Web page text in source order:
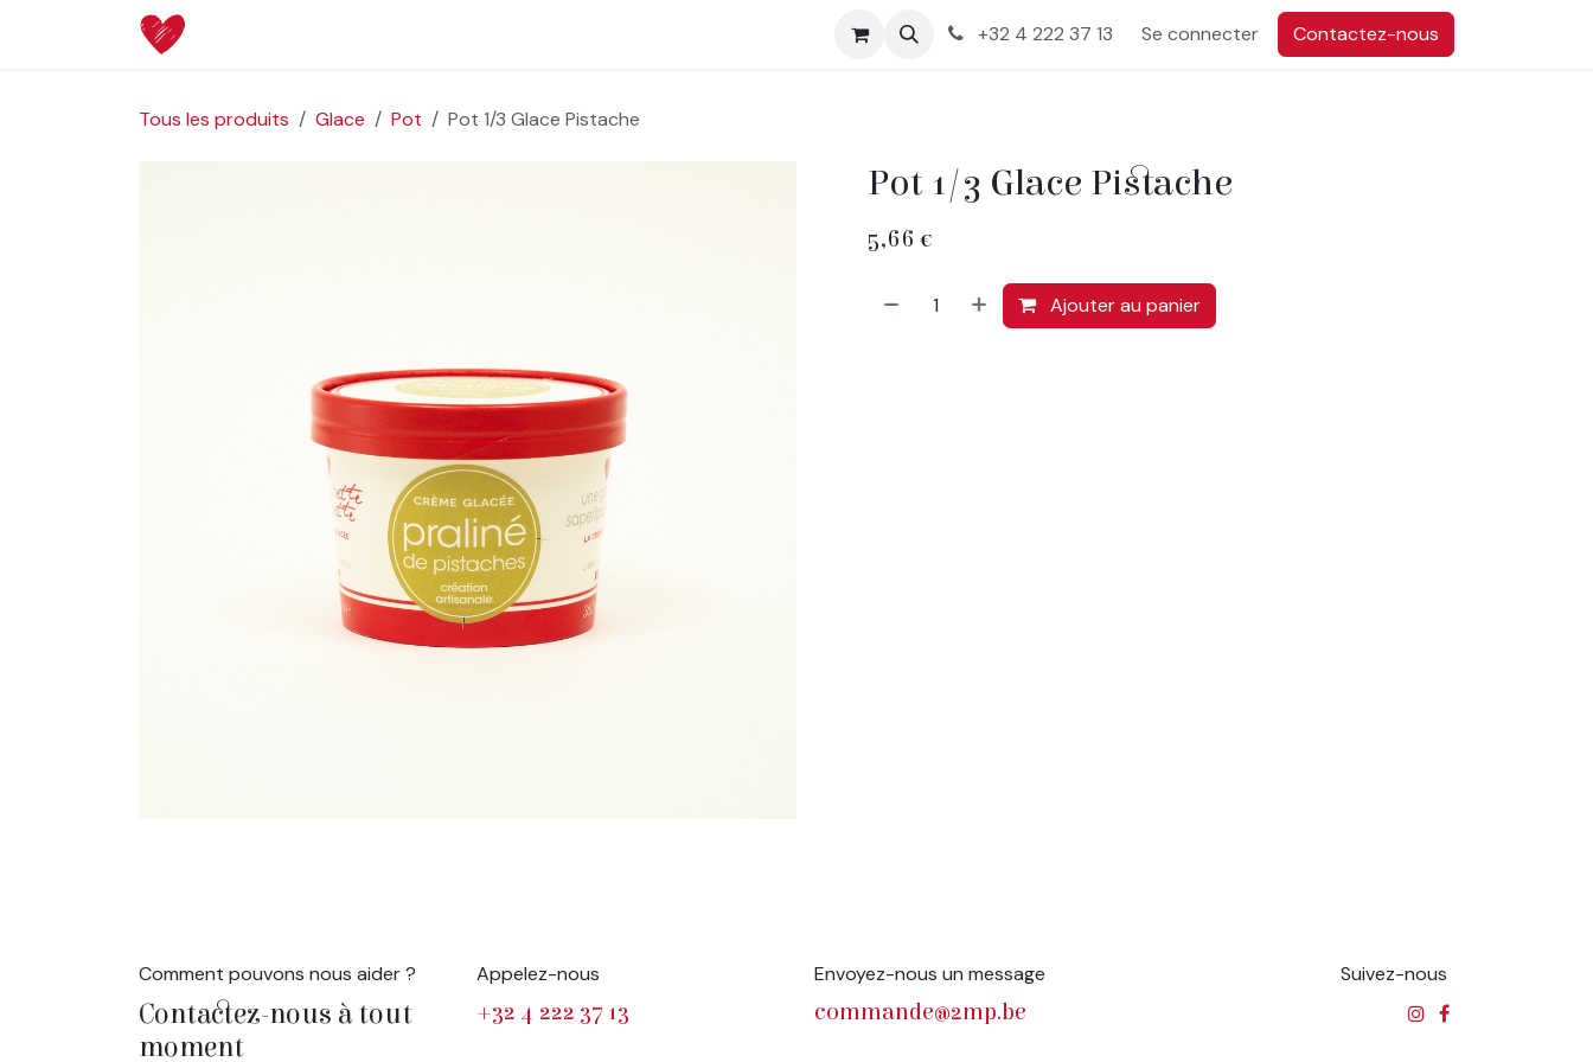
Se rendre au contenu
+32 4 222 37 13 Se connecter Contactez-nous
Tous les produits Glace Pot Pot 1/3 Glace Pistache
Pot 1/3 Glace Pistache
5,66 €
Ajouter au panier
Comment pouvons nous aider ?
Contactez-nous à tout
moment
Appelez-nous
+32 4 222 37 13
Envoyez-nous un message
commande@2mp.be
Suivez-nous